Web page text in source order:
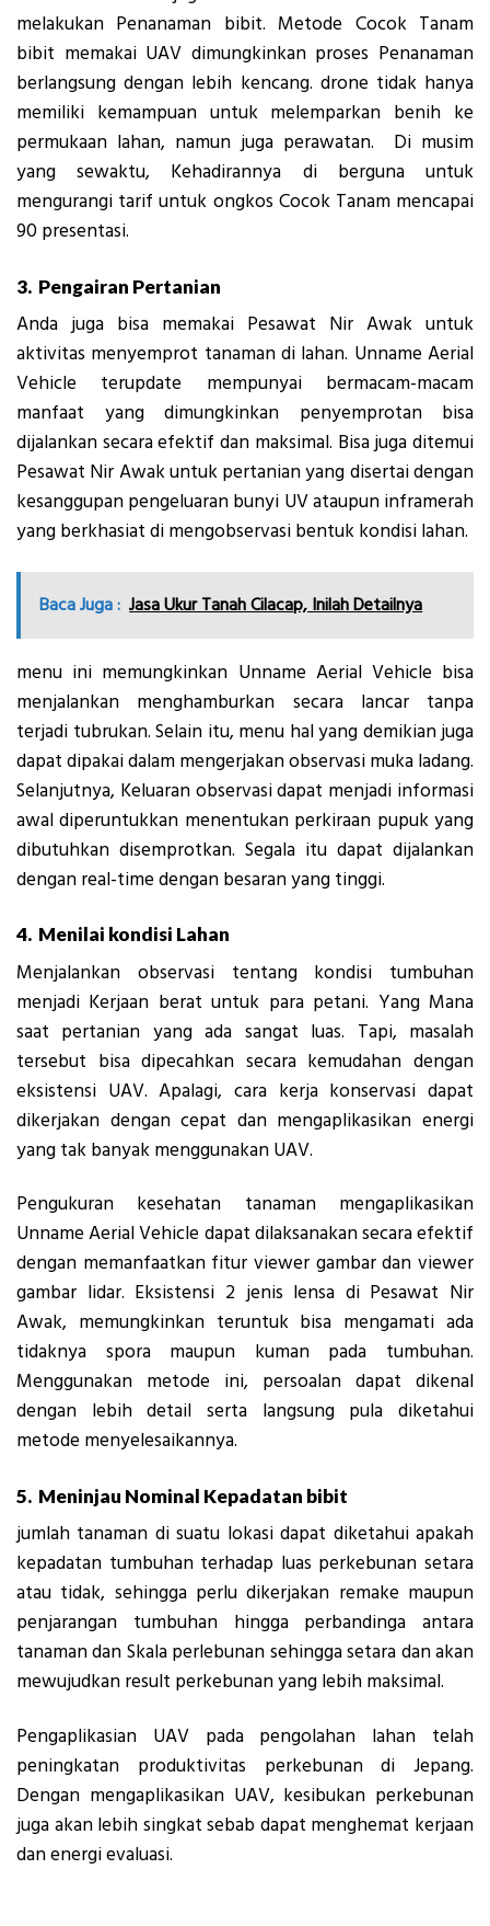
melakukan Penanaman bibit. Metode Cocok Tanam
bibit memakai UAV dimungkinkan proses Penanaman
berlangsung dengan lebih kencang. drone tidak hanya
memiliki kemampuan untuk melemparkan benih ke
permukaan lahan, namun juga perawatan. Di musim
yang sewaktu, Kehadirannya di berguna untuk
mengurangi tarif untuk ongkos Cocok Tanam mencapai
90 presentasi.
3. Pengairan Pertanian
Anda juga bisa memakai Pesawat Nir Awak untuk
aktivitas menyemprot tanaman di lahan. Unname Aerial
Vehicle terupdate mempunyai bermacam-macam
manfaat yang dimungkinkan penyemprotan bisa
dijalankan secara efektif dan maksimal. Bisa juga ditemui
Pesawat Nir Awak untuk pertanian yang disertai dengan
kesanggupan pengeluaran bunyi UV ataupun inframerah
yang berkhasiat di mengobservasi bentuk kondisi lahan.
Baca Juga : Jasa Ukur Tanah Cilacap, Inilah Detailnya
menu ini memungkinkan Unname Aerial Vehicle bisa
menjalankan menghamburkan secara lancar tanpa
terjadi tubrukan. Selain itu, menu hal yang demikian juga
dapat dipakai dalam mengerjakan observasi muka ladang.
Selanjutnya, Keluaran observasi dapat menjadi informasi
awal diperuntukkan menentukan perkiraan pupuk yang
dibutuhkan disemprotkan. Segala itu dapat dijalankan
dengan real-time dengan besaran yang tinggi.
4. Menilai kondisi Lahan
Menjalankan observasi tentang kondisi tumbuhan
menjadi Kerjaan berat untuk para petani. Yang Mana
saat pertanian yang ada sangat luas. Tapi, masalah
tersebut bisa dipecahkan secara kemudahan dengan
eksistensi UAV. Apalagi, cara kerja konservasi dapat
dikerjakan dengan cepat dan mengaplikasikan energi
yang tak banyak menggunakan UAV.
Pengukuran kesehatan tanaman mengaplikasikan
Unname Aerial Vehicle dapat dilaksanakan secara efektif
dengan memanfaatkan fitur viewer gambar dan viewer
gambar lidar. Eksistensi 2 jenis lensa di Pesawat Nir
Awak, memungkinkan teruntuk bisa mengamati ada
tidaknya spora maupun kuman pada tumbuhan.
Menggunakan metode ini, persoalan dapat dikenal
dengan lebih detail serta langsung pula diketahui
metode menyelesaikannya.
5. Meninjau Nominal Kepadatan bibit
jumlah tanaman di suatu lokasi dapat diketahui apakah
kepadatan tumbuhan terhadap luas perkebunan setara
atau tidak, sehingga perlu dikerjakan remake maupun
penjarangan tumbuhan hingga perbandinga antara
tanaman dan Skala perlebunan sehingga setara dan akan
mewujudkan result perkebunan yang lebih maksimal.
Pengaplikasian UAV pada pengolahan lahan telah
peningkatan produktivitas perkebunan di Jepang.
Dengan mengaplikasikan UAV, kesibukan perkebunan
juga akan lebih singkat sebab dapat menghemat kerjaan
dan energi evaluasi.